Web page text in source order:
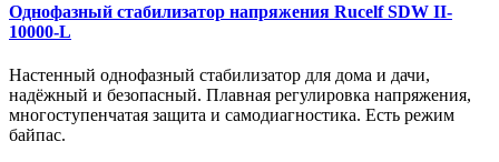
Однофазный стабилизатор напряжения Rucelf SDW II-
10000-L
Настенный однофазный стабилизатор для дома и дачи,
надёжный и безопасный. Плавная регулировка напряжения,
многоступенчатая защита и самодиагностика. Есть режим
байпас.